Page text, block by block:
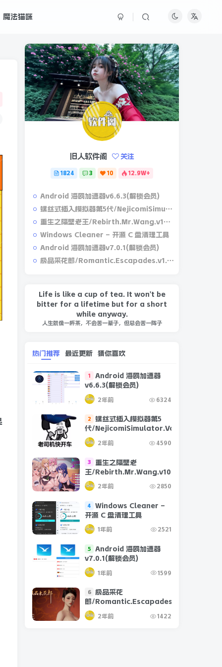
魔法猫咪
旧人软件阁 关注
1824 3 10 12.9W+
Android 海鸥加速器v6.6.3(解锁会员)
螺丝式插入模拟器第5代/NejicomiSimulator.Vol.5.v1.0.2
重生之隔壁老王/Rebirth.Mr.Wang.v10032020
Windows Cleaner – 开源 C 盘清理工具
Android 海鸥加速器v7.0.1(解锁会员)
极品采花郎/Romantic.Escapades.v1.2.1
Life is like a cup of tea. It won't be
bitter for a lifetime but for a short
while anyway.
人生就像一杯茶，不会苦一辈子，但总会苦一阵子
热门推荐 最近更新 猜你喜欢
1
Android 海鸥加速器
v6.6.3(解锁会员)
2年前 6324
2
螺丝式插入模拟器第5
代/NejicomiSimulator.Vol.5.v1.0.2
2年前 4590
3
重生之隔壁老
王/Rebirth.Mr.Wang.v10032020
2年前 2850
4
Windows Cleaner –
开源 C 盘清理工具
1年前 2521
5
Android 海鸥加速器
v7.0.1(解锁会员)
1年前 1599
6
极品采花
郎/Romantic.Escapades.v1.2.1
2年前 1422